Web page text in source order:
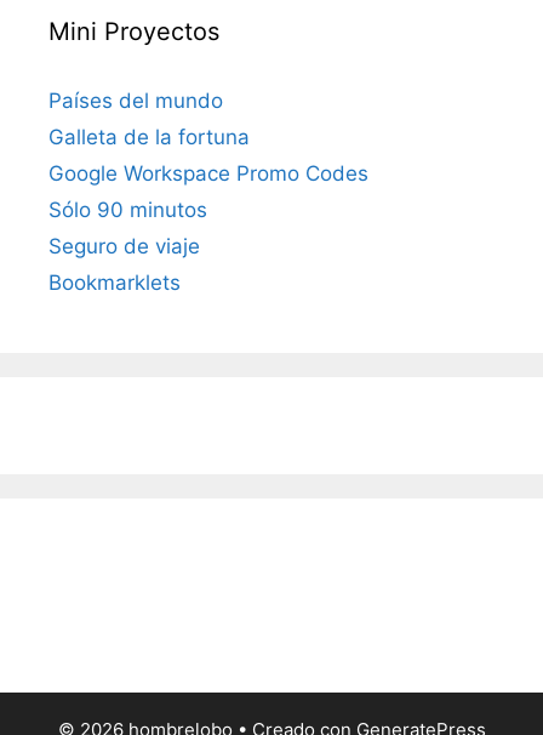
Mini Proyectos
Países del mundo
Galleta de la fortuna
Google Workspace Promo Codes
Sólo 90 minutos
Seguro de viaje
Bookmarklets
© 2026 hombrelobo • Creado con GeneratePress